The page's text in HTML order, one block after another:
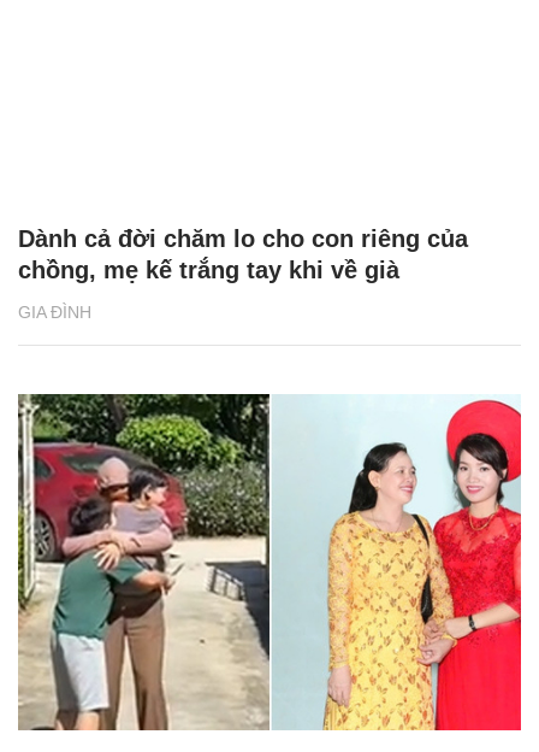
GIA ĐÌNH
Dành cả đời chăm lo cho con riêng của
chồng, mẹ kế trắng tay khi về già